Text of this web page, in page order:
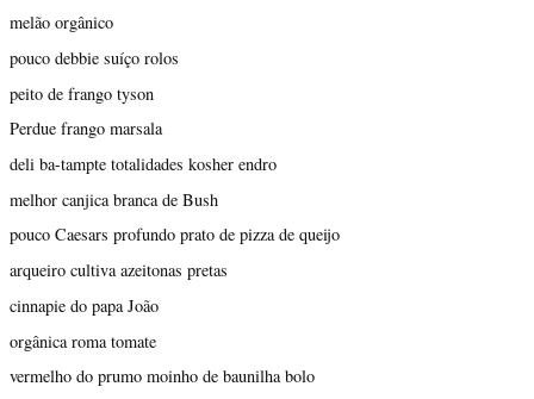
melão orgânico
pouco debbie suíço rolos
peito de frango tyson
Perdue frango marsala
deli ba-tampte totalidades kosher endro
melhor canjica branca de Bush
pouco Caesars profundo prato de pizza de queijo
arqueiro cultiva azeitonas pretas
cinnapie do papa João
orgânica roma tomate
vermelho do prumo moinho de baunilha bolo